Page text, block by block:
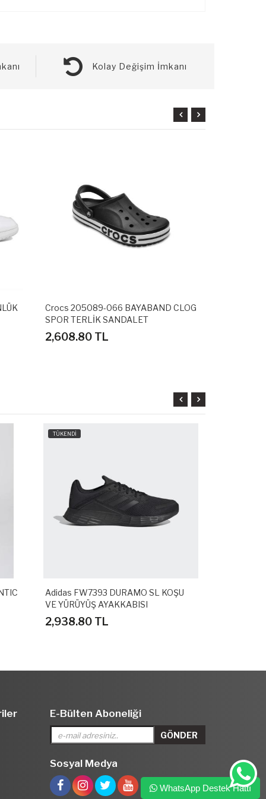
Kolay Değişim İmkanı
Crocs 205089-066 BAYABAND CLOG
SPOR TERLİK SANDALET
2,608.80 TL
TÜKENDİ
Adidas FW7393 DURAMO SL KOŞU
VE YÜRÜYÜŞ AYAKKABISI
2,938.80 TL
E-Bülten Aboneliği
Sosyal Medya
WhatsApp Destek Hattı